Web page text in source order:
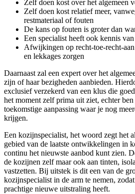
Zelf doen kost over het algemeen
Zelf doen kost relatief meer,
restmateriaal of fouten
De kans op fouten is groter dan
Een specialist heeft ook kennis
Afwijkingen op recht-toe-recht-
en lekkages zorgen
Daarnaast zal een expert over het
zijn of haar bezigheden aanbieden.
exclusief verzekerd van een klus die
het moment zelf prima uit ziet, echter
toekomstige aanpassing waar je nog
krijgen.
Een kozijnspecialist, het woord zegt het
gebied van de laatste ontwikkelingen in
continu het nieuwste aanbod kunt zien.
de kozijnen zelf maar ook aan tinten,
vastzetten. Bij uitstek is dit een van de
kozijnspecialist in de arm te nemen,
prachtige nieuwe uitstraling heeft.